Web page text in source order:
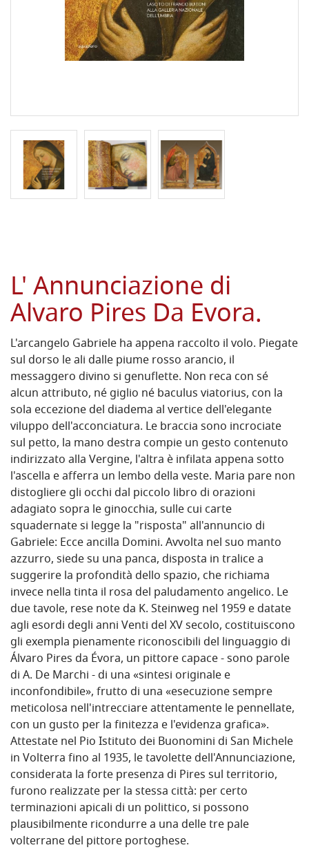
L' Annunciazione di
Alvaro Pires Da Evora.
L'arcangelo Gabriele ha appena raccolto il volo. Piegate
sul dorso le ali dalle piume rosso arancio, il
messaggero divino si genuflette. Non reca con sé
alcun attributo, né giglio né baculus viatorius, con la
sola eccezione del diadema al vertice dell'elegante
viluppo dell'acconciatura. Le braccia sono incrociate
sul petto, la mano destra compie un gesto contenuto
indirizzato alla Vergine, l'altra è infilata appena sotto
l'ascella e afferra un lembo della veste. Maria pare non
distogliere gli occhi dal piccolo libro di orazioni
adagiato sopra le ginocchia, sulle cui carte
squadernate si legge la "risposta" all'annuncio di
Gabriele: Ecce ancilla Domini. Avvolta nel suo manto
azzurro, siede su una panca, disposta in tralice a
suggerire la profondità dello spazio, che richiama
invece nella tinta il rosa del paludamento angelico. Le
due tavole, rese note da K. Steinweg nel 1959 e datate
agli esordi degli anni Venti del XV secolo, costituiscono
gli exempla pienamente riconoscibili del linguaggio di
Álvaro Pires da Évora, un pittore capace - sono parole
di A. De Marchi - di una «sintesi originale e
inconfondibile», frutto di una «esecuzione sempre
meticolosa nell'intrecciare attentamente le pennellate,
con un gusto per la finitezza e l'evidenza grafica».
Attestate nel Pio Istituto dei Buonomini di San Michele
in Volterra fino al 1935, le tavolette dell'Annunciazione,
considerata la forte presenza di Pires sul territorio,
furono realizzate per la stessa città: per certo
terminazioni apicali di un polittico, si possono
plausibilmente ricondurre a una delle tre pale
volterrane del pittore portoghese.